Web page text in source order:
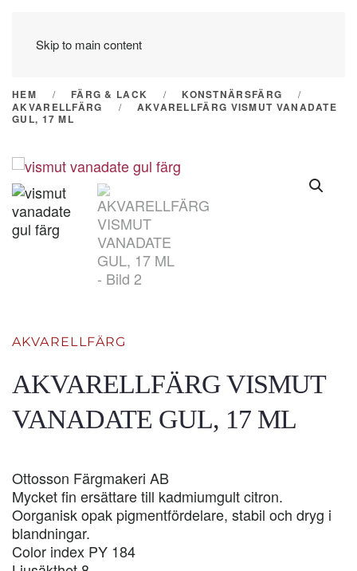
Skip to main content
HEM FÄRG & LACK
KONSTNÄRSFÄRG
AKVARELLFÄRG
AKVARELLFÄRG VISMUT VANADATE
GUL, 17 ML
AKVARELLFÄRG
AKVARELLFÄRG VISMUT
VANADATE GUL, 17 ML
Ottosson Färgmakeri AB
Mycket fin ersättare till kadmiumgult citron.
Oorganisk opak pigmentfördelare, stabil och dryg i
blandningar.
Color index PY 184